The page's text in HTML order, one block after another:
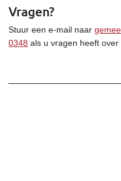
Vragen?
Stuur een e-mail naar
0348 als u vragen heeft